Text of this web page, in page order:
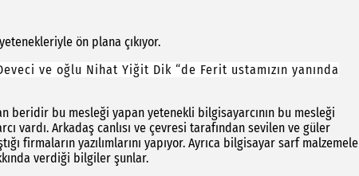
ön plana çıkıyor.
ve oğlu Nihat Yiğit Dik “de Ferit ustamızın yanında
beridir bu mesleği yapan yetenekli bilgisayarcının bu mesleği
vardı. Arkadaş canlısı ve çevresi tarafından sevilen ve güler
firmaların yazılımlarını yapıyor. Ayrıca bilgisayar sarf
verdiği bilgiler şunlar.